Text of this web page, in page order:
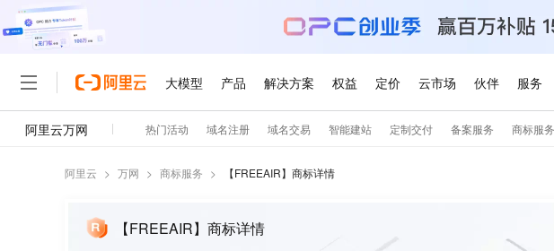
阿里云 > 万网 > 商标服务 > 【FREEAIR】商标详情
【FREEAIR】商标详情